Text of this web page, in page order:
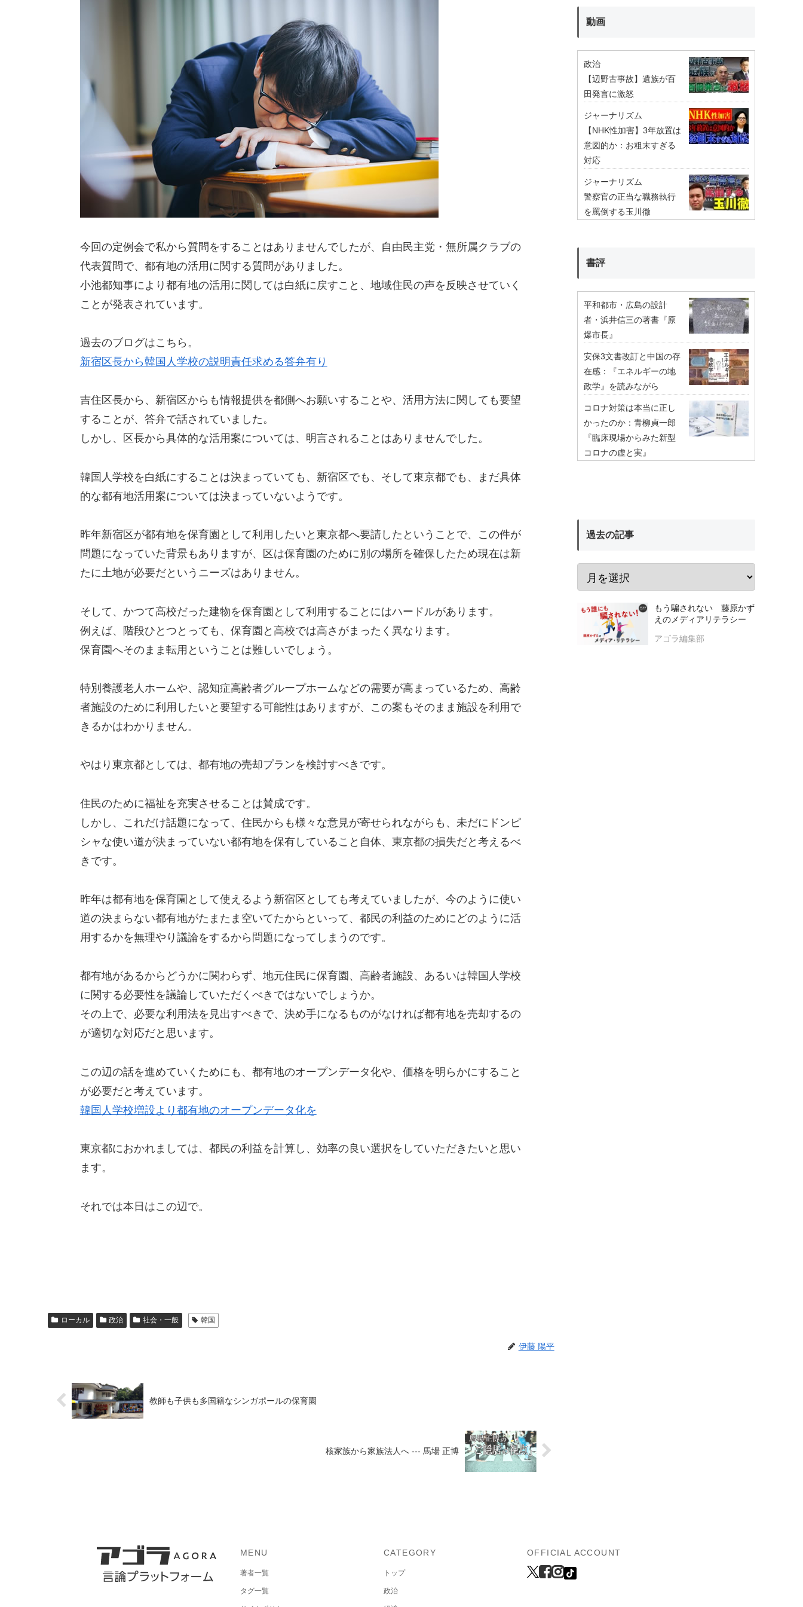
今回の定例会で私から質問をすることはありませんでしたが、自由民主党・無所属クラブの
代表質問で、都有地の活用に関する質問がありました。
小池都知事により都有地の活用に関しては白紙に戻すこと、地域住民の声を反映させていく
ことが発表されています。
過去のブログはこちら。
新宿区長から韓国人学校の説明責任求める答弁有り
吉住区長から、新宿区からも情報提供を都側へお願いすることや、活用方法に関しても要望
することが、答弁で話されていました。
しかし、区長から具体的な活用案については、明言されることはありませんでした。
韓国人学校を白紙にすることは決まっていても、新宿区でも、そして東京都でも、まだ具体
的な都有地活用案については決まっていないようです。
昨年新宿区が都有地を保育園として利用したいと東京都へ要請したということで、この件が
問題になっていた背景もありますが、区は保育園のために別の場所を確保したため現在は新
たに土地が必要だというニーズはありません。
そして、かつて高校だった建物を保育園として利用することにはハードルがあります。
例えば、階段ひとつとっても、保育園と高校では高さがまったく異なります。
保育園へそのまま転用ということは難しいでしょう。
特別養護老人ホームや、認知症高齢者グループホームなどの需要が高まっているため、高齢
者施設のために利用したいと要望する可能性はありますが、この案もそのまま施設を利用で
きるかはわかりません。
やはり東京都としては、都有地の売却プランを検討すべきです。
住民のために福祉を充実させることは賛成です。
しかし、これだけ話題になって、住民からも様々な意見が寄せられながらも、未だにドンピ
シャな使い道が決まっていない都有地を保有していること自体、東京都の損失だと考えるべ
きです。
昨年は都有地を保育園として使えるよう新宿区としても考えていましたが、今のように使い
道の決まらない都有地がたまたま空いてたからといって、都民の利益のためにどのように活
用するかを無理やり議論をするから問題になってしまうのです。
都有地があるからどうかに関わらず、地元住民に保育園、高齢者施設、あるいは韓国人学校
に関する必要性を議論していただくべきではないでしょうか。
その上で、必要な利用法を見出すべきで、決め手になるものがなければ都有地を売却するの
が適切な対応だと思います。
この辺の話を進めていくためにも、都有地のオープンデータ化や、価格を明らかにすること
が必要だと考えています。
韓国人学校増設より都有地のオープンデータ化を
東京都におかれましては、都民の利益を計算し、効率の良い選択をしていただきたいと思い
ます。
それでは本日はこの辺で。
ローカル 政治 社会・一般 韓国
伊藤 陽平
教師も子供も多国籍なシンガポールの保育園
核家族から家族法人へ --- 馬場 正博
動画
政治
【辺野古事故】遺族が百
田発言に激怒
ジャーナリズム
【NHK性加害】3年放置は
意図的か：お粗末すぎる
対応
ジャーナリズム
警察官の正当な職務執行
を罵倒する玉川徹
書評
平和都市・広島の設計
者・浜井信三の著書『原
爆市長』
安保3文書改訂と中国の存
在感：『エネルギーの地
政学』を読みながら
コロナ対策は本当に正し
かったのか：青柳貞一郎
『臨床現場からみた新型
コロナの虚と実』
過去の記事
もう騙されない 藤原かず
えのメディアリテラシー
アゴラ編集部
MENU
著者一覧
タグ一覧
CATEGORY
トップ
政治
OFFICIAL ACCOUNT